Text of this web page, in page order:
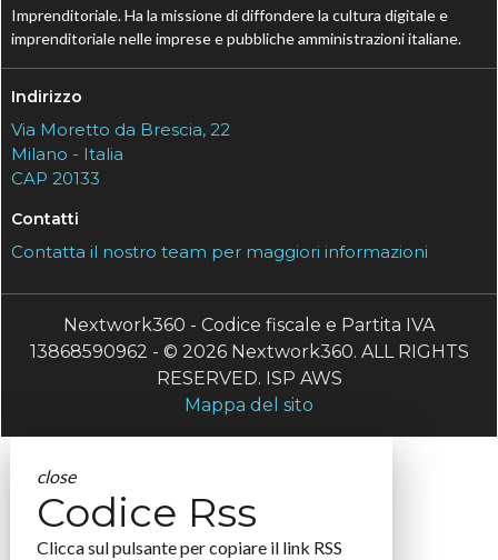
Imprenditoriale. Ha la missione di diffondere la cultura digitale e
imprenditoriale nelle imprese e pubbliche amministrazioni italiane.
Indirizzo
Via Moretto da Brescia, 22
Milano - Italia
CAP 20133
Contatti
Contatta il nostro team per maggiori informazioni
Nextwork360 - Codice fiscale e Partita IVA
13868590962 - © 2026 Nextwork360. ALL RIGHTS
RESERVED. ISP AWS
Mappa del sito
close
Codice Rss
Clicca sul pulsante per copiare il link RSS